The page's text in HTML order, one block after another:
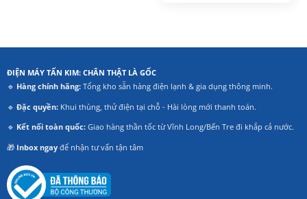
ĐIỆN MÁY TẤN KIM: CHÂN THẬT LÀ GỐC
🔹 Hàng chính hãng:Tổng kho sẵn hàng điện lạnh & gia dụng thông minh.
🔹 Đặc quyền:Khui thùng, thử điện tại chỗ - Hài lòng mới thanh toán.
🔹 Kết nối toàn quốc:Giao hàng thần tốc từ Vĩnh Long/Bến Tre đi khắp cả nước.
🎁 Inbox ngayđể nhận tư vấn tận tâm